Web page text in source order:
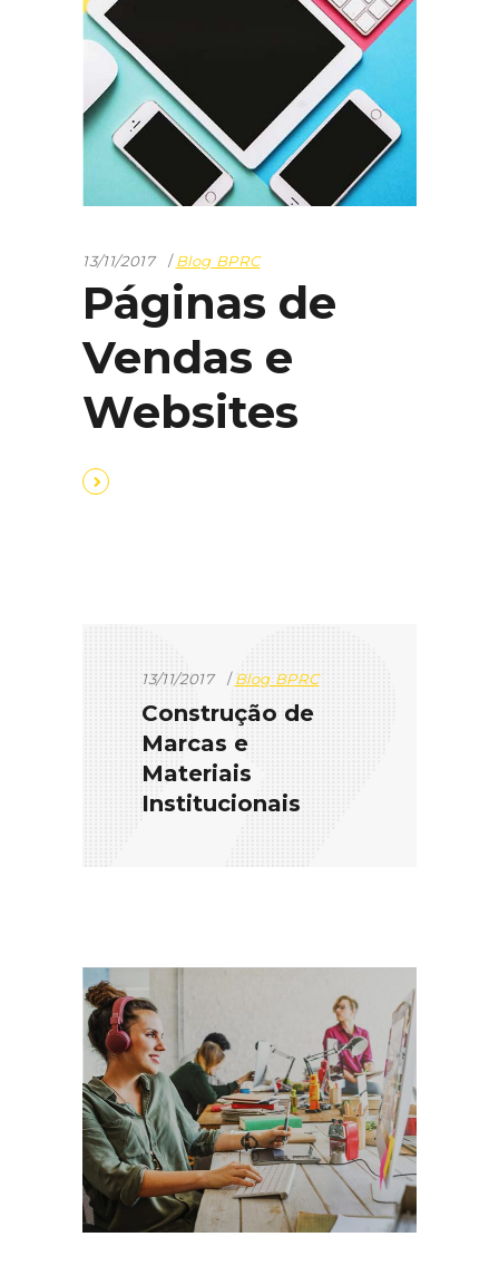
13/11/2017 Blog BPRC
Páginas de
Vendas e
Websites
13/11/2017 Blog BPRC
Construção de
Marcas e
Materiais
Institucionais